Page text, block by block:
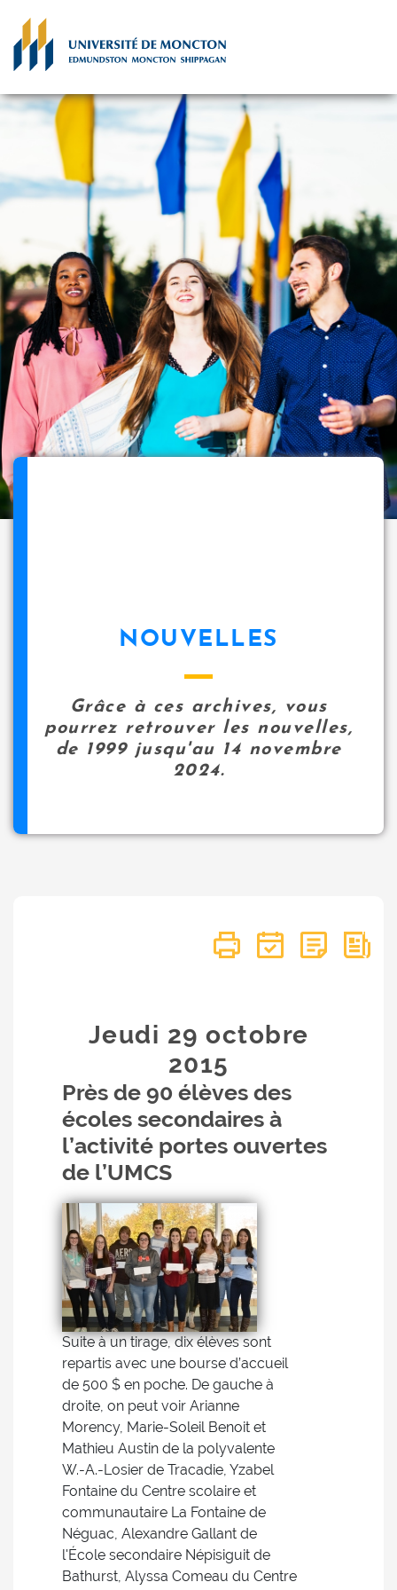
NOUVELLES
Grâce à ces archives, vous
pourrez retrouver les nouvelles,
de 1999 jusqu'au 14 novembre
2024.
Jeudi 29 octobre
2015
Près de 90 élèves des
écoles secondaires à
l’activité portes ouvertes
de l’UMCS
Suite à un tirage, dix élèves sont
repartis avec une bourse d’accueil
de 500 $ en poche. De gauche à
droite, on peut voir Arianne
Morency, Marie-Soleil Benoit et
Mathieu Austin de la polyvalente
W.-A.-Losier de Tracadie, Yzabel
Fontaine du Centre scolaire et
communautaire La Fontaine de
Néguac, Alexandre Gallant de
l'École secondaire Népisiguit de
Bathurst, Alyssa Comeau du Centre